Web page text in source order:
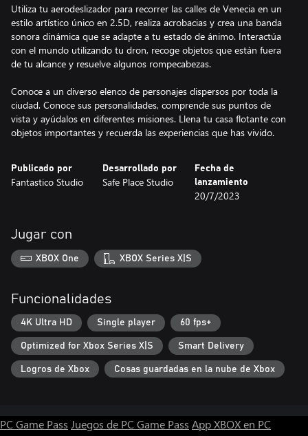
Utiliza tu aerodeslizador para recorrer las calles de Venecia en un
estilo artístico único en 2.5D, realiza acrobacias y crea una banda
sonora dinámica que se adapte a tu estado de ánimo. Interactúa
con el mundo utilizando tu dron, recoge objetos que están fuera
de tu alcance y resuelve algunos rompecabezas.
Conoce a un diverso elenco de personajes dispersos por toda la
ciudad. Conoce sus personalidades, comprende sus puntos de
vista y ayúdalos en diferentes misiones. Llena tu casa flotante con
Publicado por
Fantastico Studio
Desarrollado por
Safe Place Studio
Fecha de
lanzamiento
20/7/2023
Jugar con
XBOX One XBOX Series X|S
Funcionalidades
4K Ultra HD Single player 60 fps+
Optimized for Xbox Series X|S Smart Delivery
Logros de Xbox Cosas guardadas en la nube de Xbox
PC Game Pass Juegos de PC Game Pass App XBOX en PC